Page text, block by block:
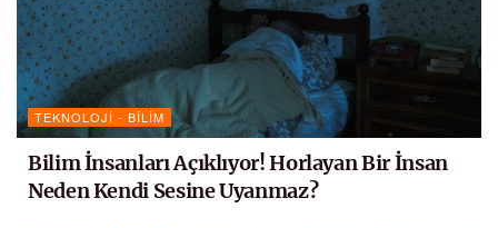
TEKNOLOJI - BILIM
Bilim İnsanları Açıklıyor! Horlayan Bir İnsan
Neden Kendi Sesine Uyanmaz?